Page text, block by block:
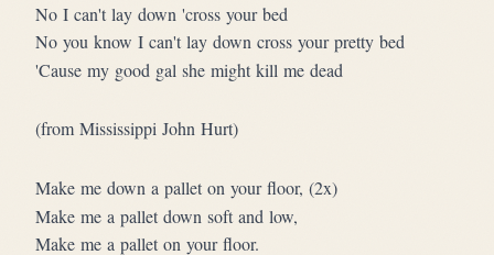
No I can't lay down 'cross your bed
No you know I can't lay down cross your pretty bed
'Cause my good gal she might kill me dead
(from Mississippi John Hurt)
Make me down a pallet on your floor, (2x)
Make me a pallet down soft and low,
Make me a pallet on your floor.